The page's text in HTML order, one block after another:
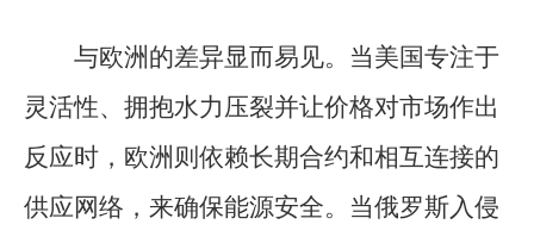
与欧洲的差异显而易见。当美国专注于
灵活性、拥抱水力压裂并让价格对市场作出
反应时，欧洲则依赖长期合约和相互连接的
供应网络，来确保能源安全。当俄罗斯入侵